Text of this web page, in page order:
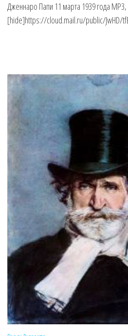
Дженнаро Папи 11 марта 1939 года
[hide]https://cloud.mail.ru/public/JwHD/